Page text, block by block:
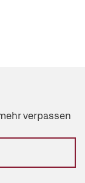
verpassen